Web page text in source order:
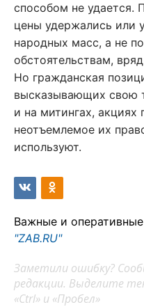
способом не удается.
цены удержались или
народных масс, а не
обстоятельствам,
Но гражданская
высказывающих свою
и на митингах, акциях
неотъемлемое их
используют.
Важные и
"ZAB.RU"
Заметили ошибку?
редакции. Выделите
«Ctrl» и «Пробел»